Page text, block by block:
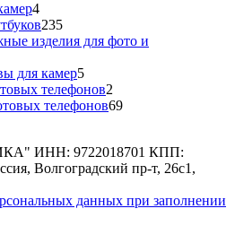
44
товара
235235
товаров
изделия для фото и
для камер55
товаров
телефонов2
товара
телефонов6969
ИНН: 9722018701 КПП:
Волгоградский пр-т, 26с1,
данных при заполнении